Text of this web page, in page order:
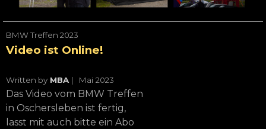
BMW Treffen 2023
Video ist Online!
Written by MBA | Mai 2023
Das Video vom BMW Treffen
in Oschersleben ist fertig,
lasst mit auch bitte ein Abo